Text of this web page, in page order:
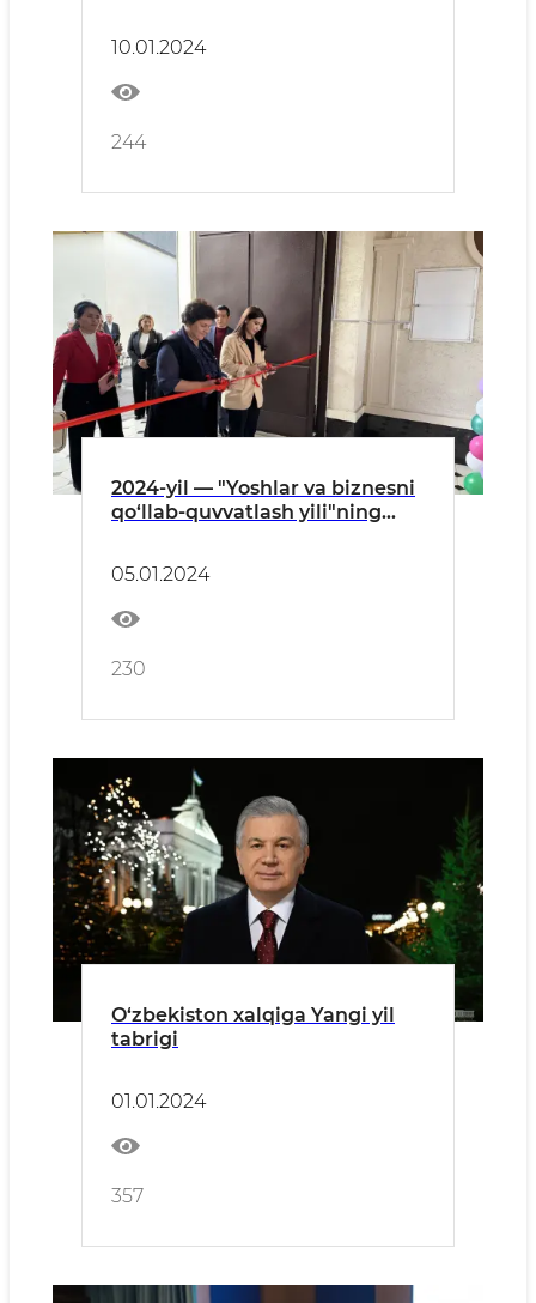
kunini nishonlashga
tayyorgarlik ko’rish va
o`tkazish chora-tadbirlarini
amalga oshirish maqsadida,
hududlarda bayramga
10.01.2024
244
2024-yil — "Yoshlar va biznesni
qo‘llab-quvvatlash yili"ning
rahbarligida 100 o‘ringa
mo‘ljallangan maktabgacha
ta’lim tashkiloti bolajonlar
uchun o‘z eshiklarini ochdi.
05.01.2024
230
O‘zbekiston xalqiga Yangi yil
tabrigi
01.01.2024
357